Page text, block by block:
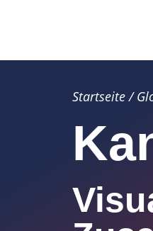
Startseite /